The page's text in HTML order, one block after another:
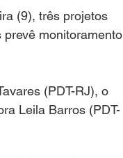
(9), três projetos
monitoramento
(PDT-RJ), o
Leila Barros (PDT-